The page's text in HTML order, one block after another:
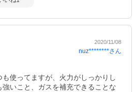
2020/11/08
nuz********さん
使ってますが、火力がしっかりし
いこと、ガスを補充できることな